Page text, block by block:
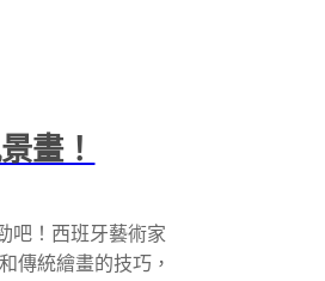
畫！
吧！西班牙藝術家
傳統繪畫的技巧，